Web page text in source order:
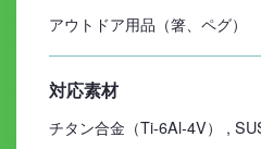
アウトドア用品（箸、ペグ）
対応素材
チタン合金（Ti-6Al-4V） ,